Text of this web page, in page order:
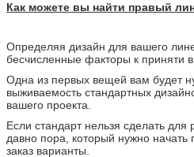
Как можете вы найти правый
Определяя дизайн для вашего
бесчисленные факторы к приняти в
Одна из первых вещей вам будет
выживаемость стандартных
вашего проекта.
Если стандарт нельзя сделать
давно пора, который нужно начать
заказ варианты.